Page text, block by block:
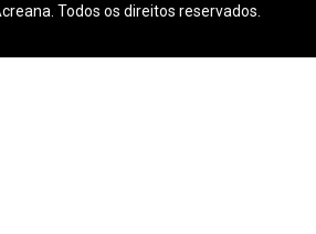
Todos os direitos reservados.